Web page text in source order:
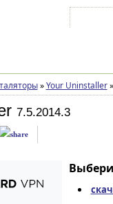
» Your Uninstaller »
7.5.2014.3